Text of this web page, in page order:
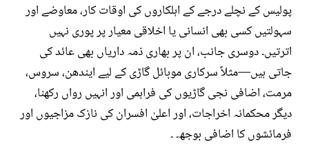
پولیس کے نچلے درجے کے اہلکاروں کی اوقات کار، معاوضے اور
سہولتیں کسی بھی انسانی یا اخلاقی معیار پر پوری نہیں
اترتیں۔ دوسری جانب، ان پر بھاری ذمہ داریاں بھی عائد کی
جاتی ہیں—مثلاً سرکاری موبائل گاڑی کے لیے ایندھن، سروس،
مرمت، اضافی نجی گاڑیوں کی فراہمی اور انہیں رواں رکھنا،
دیگر محکمانہ اخراجات، اور اعلیٰ افسران کی نازک مزاجیوں اور
فرمائشوں کا اضافی بوجھ۔ ۔